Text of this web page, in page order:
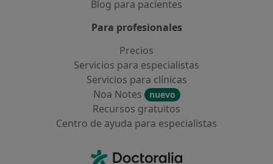
Blog para pacientes
Para profesionales
Precios
Servicios para especialistas
Servicios para clínicas
Noa Notes
nuevo
Recursos gratuitos
Centro de ayuda para especialistas
Doctoralia - Página de inicio